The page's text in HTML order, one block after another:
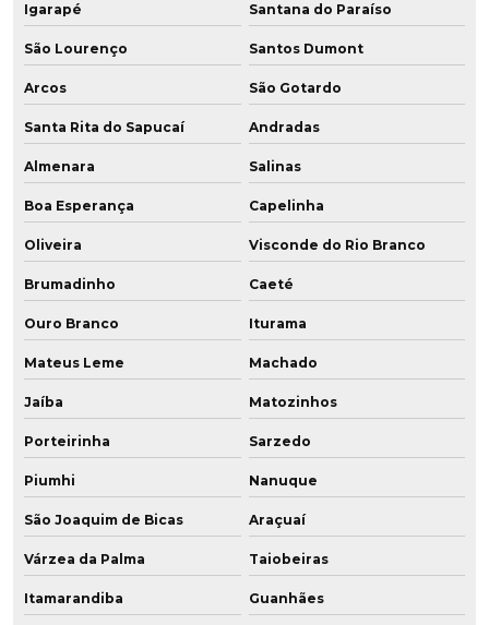
Igarapé Santana do Paraíso
São Lourenço Santos Dumont
Arcos São Gotardo
Santa Rita do Sapucaí Andradas
Almenara Salinas
Boa Esperança Capelinha
Oliveira Visconde do Rio Branco
Brumadinho Caeté
Ouro Branco Iturama
Mateus Leme Machado
Jaíba Matozinhos
Porteirinha Sarzedo
Piumhi Nanuque
São Joaquim de Bicas Araçuaí
Várzea da Palma Taiobeiras
Itamarandiba Guanhães